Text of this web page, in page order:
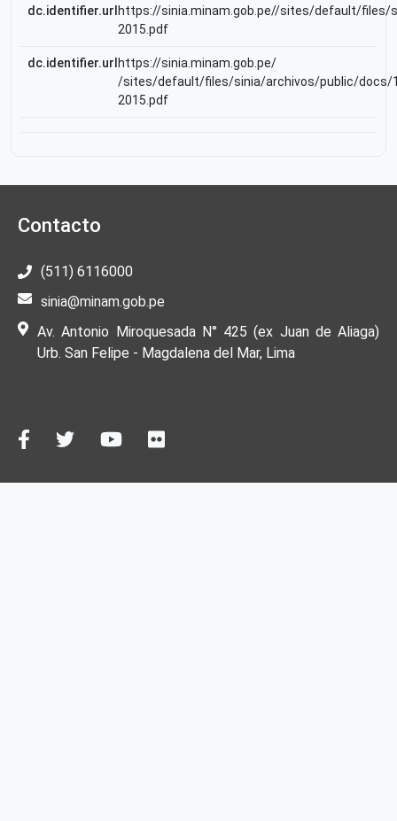
dc.identifier.url https://sinia.minam.gob.pe//sites/default/files/
2015.pdf
dc.identifier.url https://sinia.minam.gob.pe/
/sites/default/files/sinia/archivos/public/docs/
2015.pdf
Contacto
(511) 6116000
sinia@minam.gob.pe
Av. Antonio Miroquesada N° 425 (ex Juan de Aliaga)
Urb. San Felipe - Magdalena del Mar, Lima